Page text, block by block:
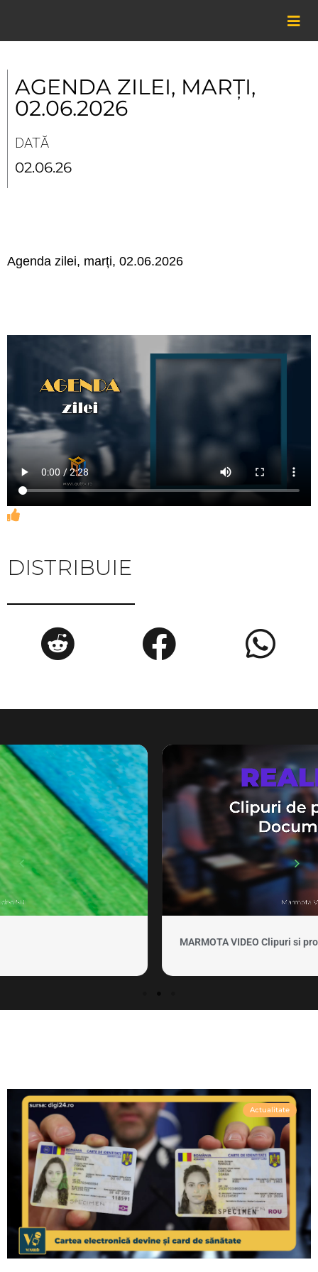
content
AGENDA ZILEI, MARȚI,
02.06.2026
DATĂ
02.06.26
Agenda zilei, marți, 02.06.2026
DISTRIBUIE
MARMOTA VIDEO Clipuri si promovare
Actualitate